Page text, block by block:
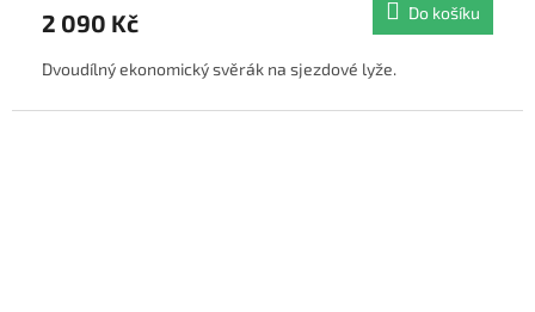
2 090 Kč Do košíku
Dvoudílný ekonomický svěrák na sjezdové lyže.